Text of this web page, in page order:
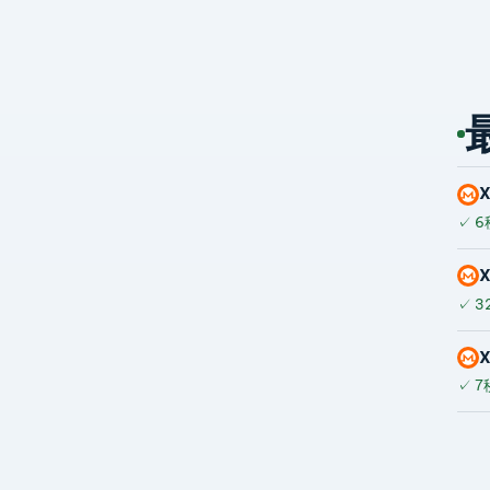
✓ 6
✓
✓ 7